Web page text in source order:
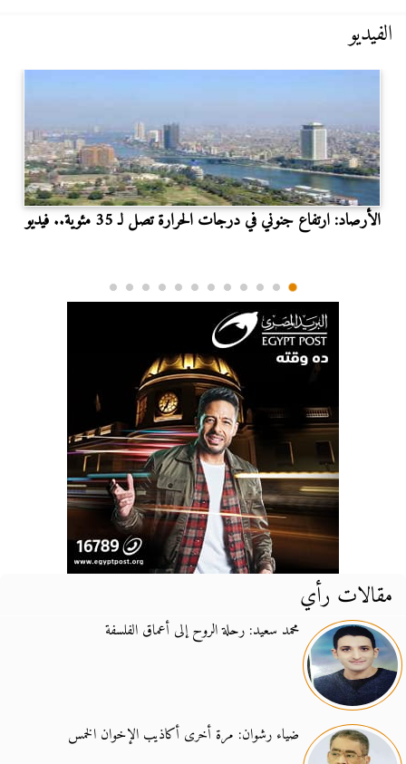
الفيديو
الأرصاد: ارتفاع جنوني في درجات الحرارة تصل لـ 35 مئوية.. فيديو
مقالات رأي
محمد سعيد: رحلة الروح إلى أعماق الفلسفة
ضياء رشوان: مرة أخرى أكاذيب الإخوان الخمس